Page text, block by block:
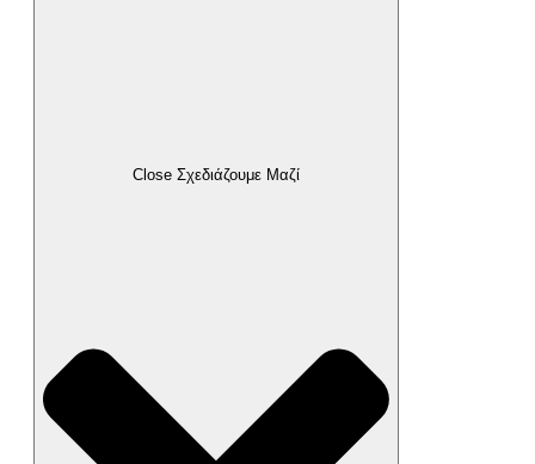
Close Σχεδιάζουμε Μαζί